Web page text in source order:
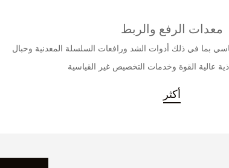
معدات الرفع والربط
من 100 منتج قياسي بما في ذلك أدوات الشد ورافعات السلسلة المعدنية وحبال
عالية القوة وخدمات التخصيص غير القياسية
أكثر